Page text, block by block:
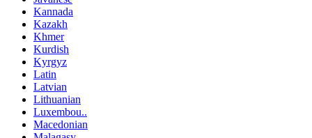
Kannada
Kazakh
Khmer
Kurdish
Kyrgyz
Latin
Latvian
Lithuanian
Luxembou..
Macedonian